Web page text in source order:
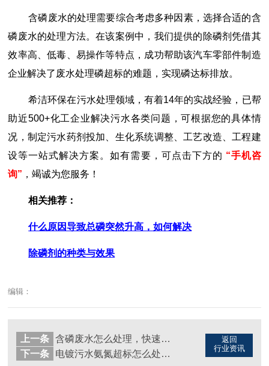
含磷废水的处理需要综合考虑多种因素，选择合适的含
磷废水的处理方法。在该案例中，我们提供的除磷剂凭借其
效率高、低毒、易操作等特点，成功帮助该汽车零部件制造
企业解决了废水处理磷超标的难题，实现磷达标排放。
希洁环保在污水处理领域，有着14年的实战经验，已帮
助近500+化工企业解决污水各类问题，可根据您的具体情
况，制定污水药剂投加、生化系统调整、工艺改造、工程建
设等一站式解决方案。如有需要，可点击下方的 “手机咨
询” ，竭诚为您服务！
相关推荐：
什么原因导致总磷突然升高，如何解决
除磷剂的种类与效果
编辑：
返回
行业资讯
上一条
含磷废水怎么处理，快速有效（图）
下一条
电镀污水氨氮超标怎么处理，试试希洁的氨氮去除剂（图）